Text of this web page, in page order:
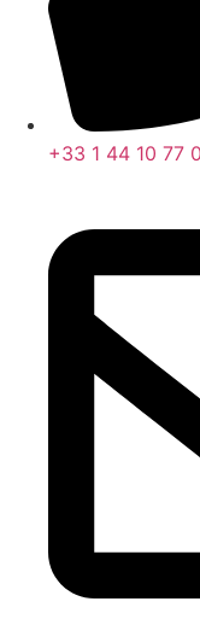
+33 1 44 10 77